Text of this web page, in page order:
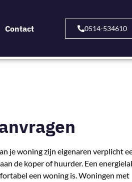
Contact 0514-534610
je woning zijn eigenaren verplicht
de koper of huurder. Een
een woning is. Woningen met